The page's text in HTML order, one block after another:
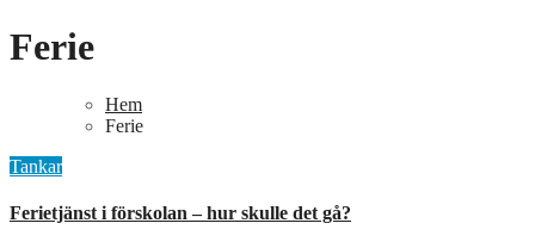
Ferie
Hem
Ferie
Tankar
Ferietjänst i förskolan – hur skulle det gå?